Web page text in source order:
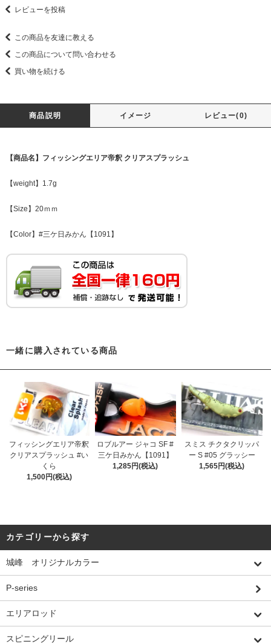
レビューを投稿
この商品を友達に教える
この商品について問い合わせる
買い物を続ける
商品説明 イメージ レビュー(0)
【商品名】フィッシングエリア帝釈 クリアスプラッシュ
【weight】1.7g
【Size】20ｍｍ
【Color】#三ケ日みかん【1091】
一緒に購入されている商品
フィッシングエリア帝釈
クリアスプラッシュ #い
くら
1,500円(税込)
ロブルアー ジャコ SF #
三ケ日みかん【1091】
1,285円(税込)
スミス チクタクリッパ
ー S #05 グラッシー
1,565円(税込)
カテゴリーから探す
城峰 オリジナルカラー
P-series
エリアロッド
スピニングリール